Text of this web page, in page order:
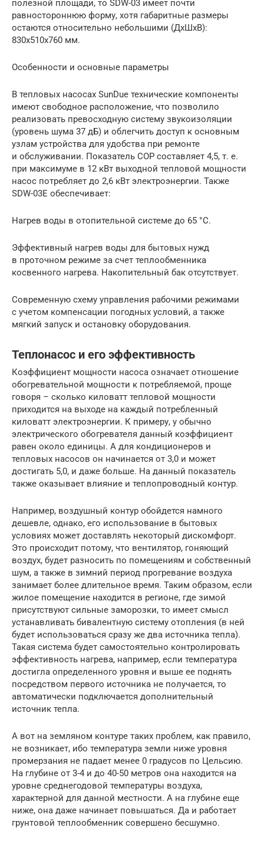
полезной площади, то SDW-03 имеет почти
равностороннюю форму, хотя габаритные размеры
остаются относительно небольшими (ДхШхВ):
830х510х760 мм.
Особенности и основные параметры
В тепловых насосах SunDue технические компоненты
имеют свободное расположение, что позволило
реализовать превосходную систему звукоизоляции
(уровень шума 37 дБ) и облегчить доступ к основным
узлам устройства для удобства при ремонте
и обслуживании. Показатель СОР составляет 4,5, т. е.
при максимуме в 12 кВт выходной тепловой мощности
насос потребляет до 2,6 кВт электроэнергии. Также
SDW-03Е обеспечивает:
Нагрев воды в отопительной системе до 65 °С.
Эффективный нагрев воды для бытовых нужд
в проточном режиме за счет теплообменника
косвенного нагрева. Накопительный бак отсутствует.
Современную схему управления рабочими режимами
с учетом компенсации погодных условий, а также
мягкий запуск и остановку оборудования.
Теплонасос и его эффективность
Коэффициент мощности насоса означает отношение
обогревательной мощности к потребляемой, проще
говоря – сколько киловатт тепловой мощности
приходится на выходе на каждый потребленный
киловатт электроэнергии. К примеру, у обычно
электрического обогревателя данный коэффициент
равен около единицы. А для кондиционеров и
тепловых насосов он начинается от 3,0 и может
достигать 5,0, и даже больше. На данный показатель
также оказывает влияние и теплопроводный контур.
Например, воздушный контур обойдется намного
дешевле, однако, его использование в бытовых
условиях может доставлять некоторый дискомфорт.
Это происходит потому, что вентилятор, гоняющий
воздух, будет разносить по помещениям и собственный
шум, а также в зимний период прогревание воздуха
занимает более длительное время. Таким образом, если
жилое помещение находится в регионе, где зимой
присутствуют сильные заморозки, то имеет смысл
устанавливать бивалентную систему отопления (в ней
будет использоваться сразу же два источника тепла).
Такая система будет самостоятельно контролировать
эффективность нагрева, например, если температура
достигла определенного уровня и выше ее поднять
посредством первого источника не получается, то
автоматически подключается дополнительный
источник тепла.
А вот на земляном контуре таких проблем, как правило,
не возникает, ибо температура земли ниже уровня
промерзания не падает менее 0 градусов по Цельсию.
На глубине от 3-4 и до 40-50 метров она находится на
уровне среднегодовой температуры воздуха,
характерной для данной местности. А на глубине еще
ниже, она даже начинает повышаться. Да и работает
грунтовой теплообменник совершено бесшумно.